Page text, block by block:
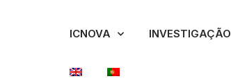
ICNOVA INVESTIGAÇÃO